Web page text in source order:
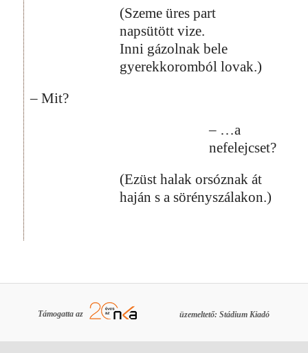
(Szeme üres part
napsütött vize.
Inni gázolnak bele
gyerekkoromból lovak.)
– Mit?
– …a
nefelejcset?
(Ezüst halak orsóznak át
haján s a sörényszálakon.)
Támogatta az üzemeltető: Stádium Kiadó